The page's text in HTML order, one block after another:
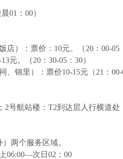
01：00）
）：票价：10元。（20：00-05
。（20：30-05：30）
锦里）：票价10-15元（21：00-
2号航站楼：T2到达层人行横道处
两个服务区域。
06:00—次日02：00